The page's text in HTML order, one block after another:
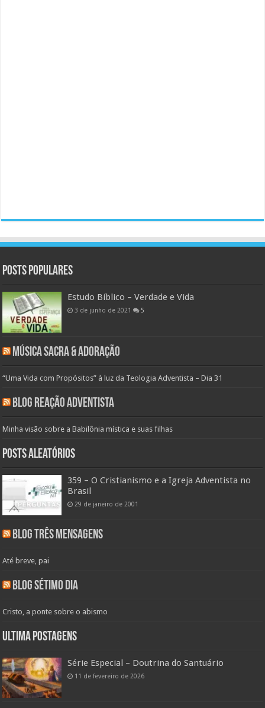
Posts populares
Estudo Bíblico – Verdade e Vida
3 de junho de 2021 5
Música Sacra & Adoração
“Uma Vida com Propósitos” à luz da Teologia Adventista – Dia 31
Blog Reação Adventista
Minha visão sobre a Babilônia mística e suas filhas
Posts aleatórios
359 – O Cristianismo e a Igreja Adventista no
Brasil
29 de janeiro de 2001
Blog Três Mensagens
Até breve, pai
Blog Sétimo Dia
Cristo, a ponte sobre o abismo
Ultima Postagens
Série Especial – Doutrina do Santuário
11 de fevereiro de 2026